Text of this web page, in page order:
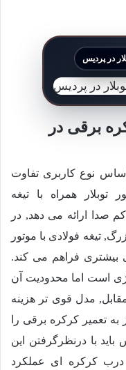
در پردیس
برقی در
نوع کاربری تفاوت
توبلار همراه با تیغه
صدا ارائه می دهد, در
تیغه فولادی با موتور
بیشتری فراهم می کند.
است اما محدودیت آن
مدل قوی تر هزینه
به تعمیر کرکره برقی را
با درنظرگرفتن این
درب کرکره ای عملکرد